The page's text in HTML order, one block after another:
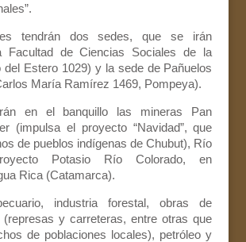
tendrán dos sedes, que se irán
Facultad de Ciencias Sociales de la
del Estero 1029) y la sede de Pañuelos
María Ramírez 1469, Pompeya).
en el banquillo las mineras Pan
(impulsa el proyecto “Navidad”, que
de pueblos indígenas de Chubut), Río
Potasio Río Colorado, en
Rica (Catamarca).
industria forestal, obras de
(represas y carreteras, entre otras que
de poblaciones locales), petróleo y